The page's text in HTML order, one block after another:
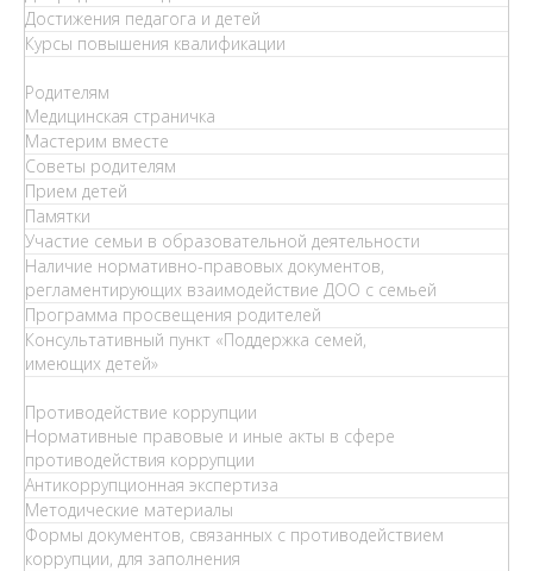
Достижения педагога и детей
Курсы повышения квалификации
Родителям
Медицинская страничка
Мастерим вместе
Советы родителям
Прием детей
Памятки
Участие семьи в образовательной деятельности
Наличие нормативно-правовых документов,
регламентирующих взаимодействие ДОО с семьей
Программа просвещения родителей
Консультативный пункт «Поддержка семей,
имеющих детей»
Противодействие коррупции
Нормативные правовые и иные акты в сфере
противодействия коррупции
Антикоррупционная экспертиза
Методические материалы
Формы документов, связанных с противодействием
коррупции, для заполнения